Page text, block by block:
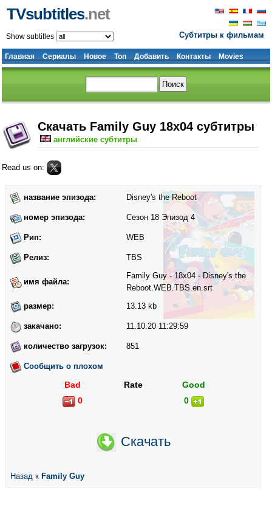
Субтитры к фильмам
TVsubtitles.net
Главная Сериалы Новое Топ Добавить Контакты Movies
Show subtitles
Скачать Family Guy 18x04 субтитры
английские субтитры
Read us on:
название эпизода: Disney's the Reboot
номер эпизода: Сезон 18 Эпизод 4
Рип: WEB
Релиз: TBS
имя файла:
Family Guy - 18x04 - Disney's the
Reboot.WEB.TBS.en.srt
размер:
13.13 kb
закачано: 11.10.20 11:29:59
количество загрузок: 851
Сообщить о плохом
Bad Rate
Good
0
0
Скачать
Назад к Family Guy